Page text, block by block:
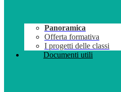
Panoramica
Offerta formativa
I progetti delle classi
Documenti utili